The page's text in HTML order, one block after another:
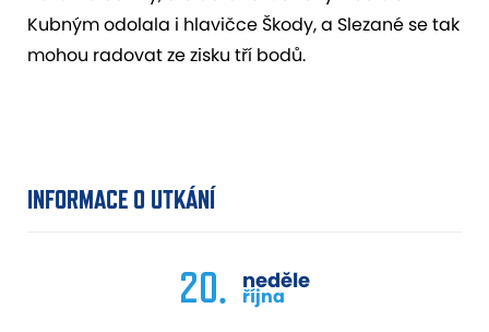
Kubným odolala i hlavičce Škody, a Slezané se tak
mohou radovat ze zisku tří bodů.
INFORMACE O UTKÁNÍ
20. neděle
října